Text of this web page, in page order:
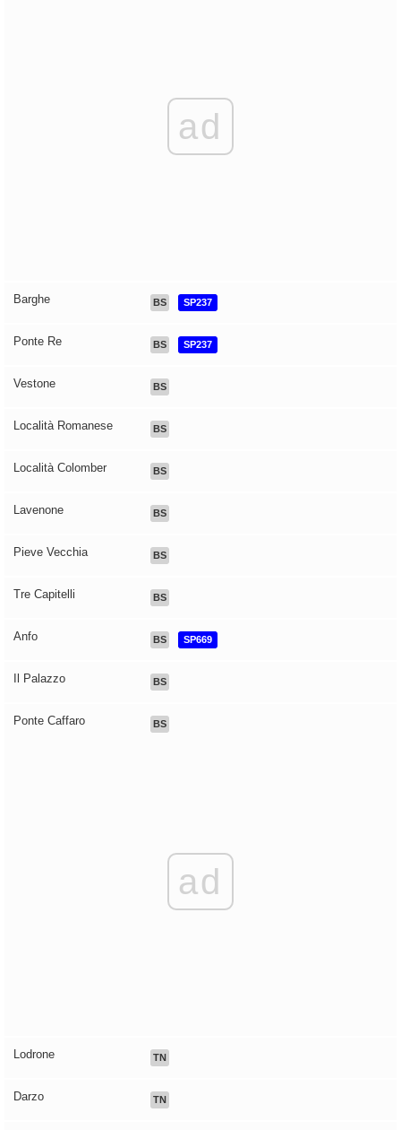
ad
Barghe BS SP237
Ponte Re BS SP237
Vestone BS
Località Romanese BS
Località Colomber BS
Lavenone BS
Pieve Vecchia BS
Tre Capitelli BS
Anfo BS SP669
Il Palazzo BS
Ponte Caffaro BS
ad
Lodrone TN
Darzo TN